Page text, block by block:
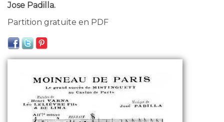
Jose Padilla.
Partition gratuite en PDF